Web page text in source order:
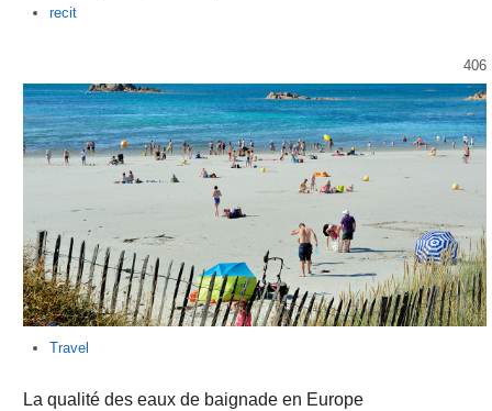
Author
recit
406
Travel
La qualité des eaux de baignade en Europe